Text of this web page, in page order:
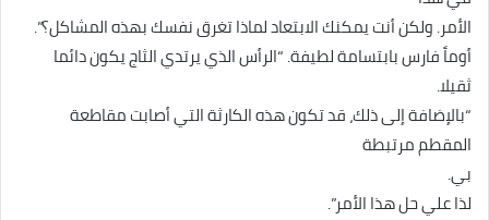
الأمر. ولكن أنت يمكنك الابتعاد لماذا تغرق نفسك بهذه المشاكل؟”.
أوماً فارس بابتسامة لطيفة. “الرأس الذي يرتدي الثاج يكون دائما
ثقيلا.
“بالإضافة إلى ذلك، قد تكون هذه الكارثة التي أصابت مقاطعة
المقطم مرتبطة
بي.
لذا علي حل هذا الأمر”.